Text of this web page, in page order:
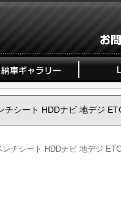
チシート HDDナビ 地デジ
チシート HDDナビ 地デジ ETC